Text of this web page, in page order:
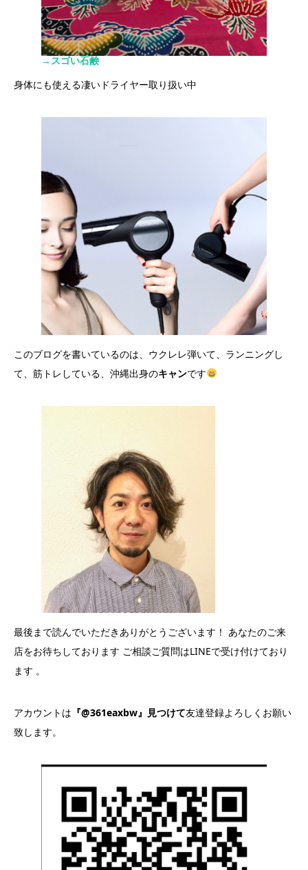
→スゴい石鹸
身体にも使える凄いドライヤー取り扱い中
このブログを書いているのは、ウクレレ弾いて、ランニングし
て、筋トレしている、沖縄出身のキャンです
最後まで読んでいただきありがとうございます！ あなたのご来
店をお待ちしております ご相談ご質問はLINEで受け付けており
ます 。
アカウントは 『@361eaxbw』見つけて友達登録よろしくお願い
致します。